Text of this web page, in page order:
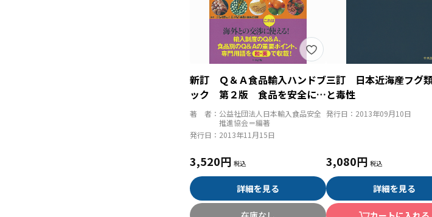
新訂 Ｑ＆Ａ食品輸入ハンドブ
ック 第２版 食品を安全に輸
入するために
著 者： 公益社団法人日本輸入食品安全
推進協会＝編著
発行日： 2013年11月15日
3,520円
詳細を見る
三訂 日本近海産フグ
と毒性
発行日： 2013年09月10日
3,080円
詳細を見る